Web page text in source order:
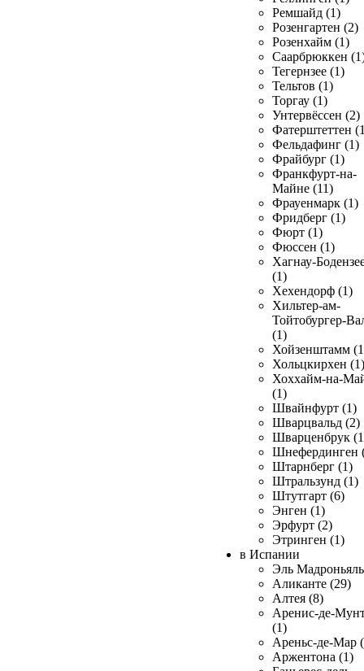
Ремшайд (1)
Розенгартен (2)
Розенхайм (1)
Саарбрюккен
Тегернзее (1)
Тельтов (1)
Торгау (1)
Унтервёссен (2)
Фатерштеттен
Фельдафинг (1)
Фрайбург (1)
Франкфурт-на-
Майне (11)
Фрауенмарк (1)
Фридберг (1)
Фюрт (1)
Фюссен (1)
Хагнау-
(1)
Хехендорф (1)
Хильтер-ам-
Тойтобургер-
(1)
Хойзенштамм
Хольцкирхен (1)
Хоххайм-на-
(1)
Швайнфурт (1)
Шварцвальд (2)
Шварценбрук
Шнефердинген
Штарнберг (1)
Штральзунд (1)
Штутгарт (6)
Энген (1)
Эрфурт (2)
Этринген (1)
в Испании
Эль
Аликанте (29)
Алтея (8)
Аренис-де-
(1)
Ареньс-де-Мар
Аржентона (1)